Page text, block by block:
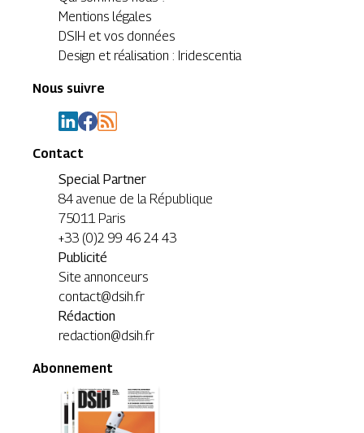
Mentions légales
DSIH et vos données
Design et réalisation : Iridescentia
Nous suivre
Contact
Special Partner
84 avenue de la République
75011 Paris
+33 (0)2 99 46 24 43
Publicité
Site annonceurs
contact@dsih.fr
Rédaction
redaction@dsih.fr
Abonnement